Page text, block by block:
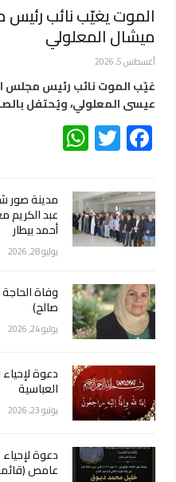
الموت يغيّب نائب
ميشال المعلولي
أغسطس 5, 2026
غيّب الموت نائب رئيس مجلس
عيسى المعلولي، ويُحتفل
Facebook
Twitter
مدينة صور
عبد الكريم
أحمد بيطار
يوليو 28, 2026
وفاة
صالح)
يوليو 24, 2026
دعوة
العباسية
يوليو 23, 2026
دعوة
عامص